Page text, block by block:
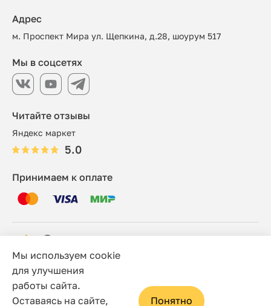
Читайте отзывы
Яндекс маркет
5.0
Адрес
м. Проспект Мира ул. Щепкина, д.28, шоурум 517
Принимаем к оплате
Мы в соцсетях
© 2006 - 2026 Этно-шоп, Интернет-магазин
Политика конфиденциальности
Мы используем cookie
для улучшения
работы сайта.
Оставаясь на сайте,
Понятно